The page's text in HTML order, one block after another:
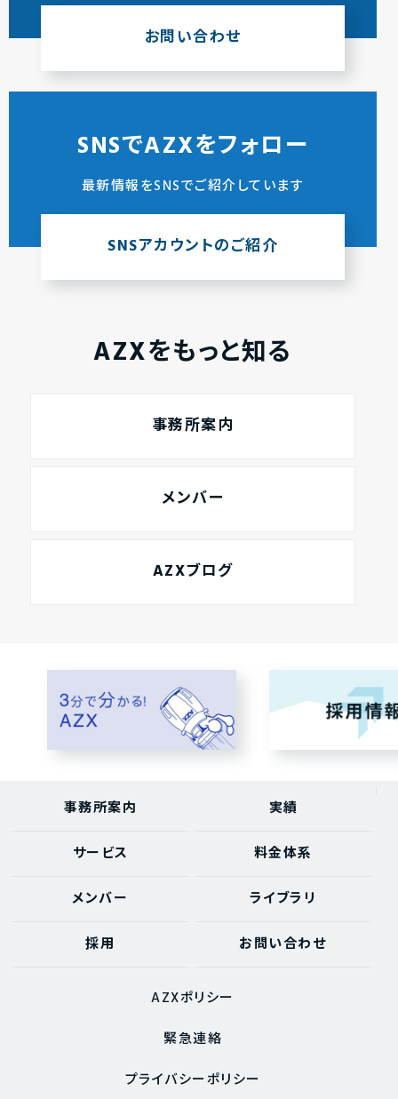
お問い合わせ
SNSでAZXをフォロー
最新情報をSNSでご紹介しています
SNSアカウントのご紹介
AZXをもっと知る
事務所案内
メンバー
AZXブログ
事務所案内 実績
サービス 料金体系
メンバー ライブラリ
採用 お問い合わせ
AZXポリシー
緊急連絡
プライバシーポリシー